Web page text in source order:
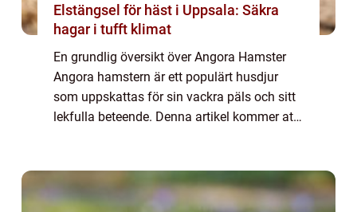
Elstängsel för häst i Uppsala: Säkra
hagar i tufft klimat
En grundlig översikt över Angora Hamster
Angora hamstern är ett populärt husdjur
som uppskattas för sin vackra päls och sitt
lekfulla beteende. Denna artikel kommer att